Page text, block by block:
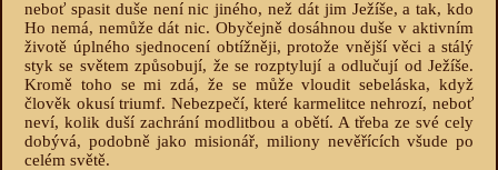
neboť spasit duše není nic jiného, než dát jim Ježíše, a tak, kdo
Ho nemá, nemůže dát nic. Obyčejně dosáhnou duše v aktivním
životě úplného sjednocení obtížněji, protože vnější věci a stálý
styk se světem způsobují, že se rozptylují a odlučují od Ježíše.
Kromě toho se mi zdá, že se může vloudit sebeláska, když
člověk okusí triumf. Nebezpečí, které karmelitce nehrozí, neboť
neví, kolik duší zachrání modlitbou a obětí. A třeba ze své cely
dobývá, podobně jako misionář, miliony nevěřících všude po
celém světě.